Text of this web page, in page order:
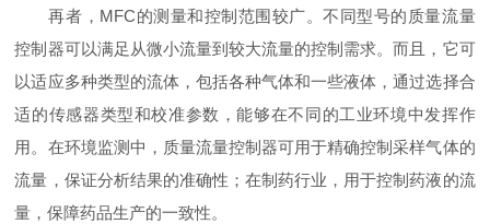
再者，MFC的测量和控制范围较广。不同型号的质量流量
控制器可以满足从微小流量到较大流量的控制需求。而且，它可
以适应多种类型的流体，包括各种气体和一些液体，通过选择合
适的传感器类型和校准参数，能够在不同的工业环境中发挥作
用。在环境监测中，质量流量控制器可用于精确控制采样气体的
流量，保证分析结果的准确性；在制药行业，用于控制药液的流
量，保障药品生产的一致性。